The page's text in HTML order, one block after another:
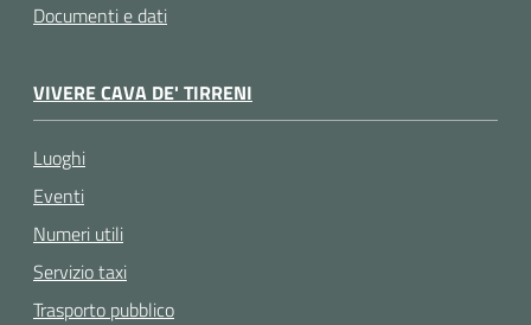
Documenti e dati
VIVERE CAVA DE' TIRRENI
Luoghi
Eventi
Numeri utili
Servizio taxi
Trasporto pubblico